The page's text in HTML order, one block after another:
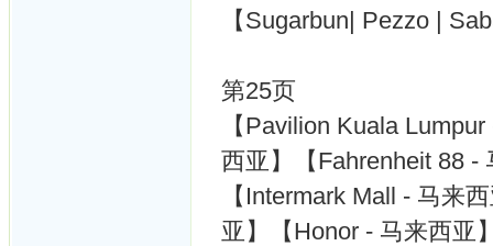
【Sugarbun| Pezzo |
第25页
【Pavilion Kuala
西亚】【Fahrenheit 88 -
【Intermark Mall - 马来
亚】【Honor - 马来西亚